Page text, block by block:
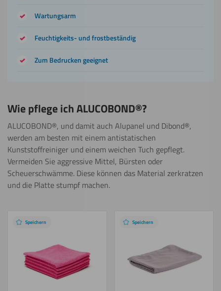
(Stichsäge)
Weitere Informationen
Biegen
(warm)
Gravieren
Polieren
Wartungsarm
Feuchtigkeits- und frostbeständig
Zum Bedrucken geeignet
Wie pflege ich ALUCOBOND®?
ALUCOBOND®, und damit auch Alupanel und Dibond®,
werden am besten mit einem antistatischen
Kunststoffreiniger und einem weichen Tuch gepflegt.
Vermeiden Sie aggressive Mittel, Bürsten oder
Scheuerschwämme. Diese können das Material zerkratzen
und die Platte stumpf machen.
Produkte
Speichern Speichern